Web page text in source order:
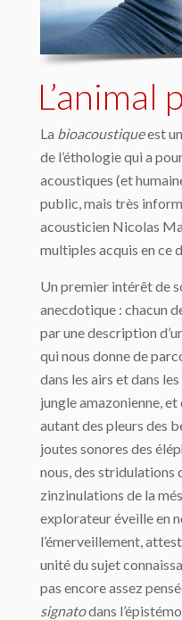
L’animal
La bioacoustiqueest
de l’éthologie qui a
acoustiques (et
public, mais très
acousticien Nicolas
multiples acquis en ce
Un premier intérêt de
anecdotique : chacun
par une description
qui nous donne de
dans les airs et dans
jungle amazonienne,
autant des pleurs des
joutes sonores des
nous, des stridulations
zinzinulations de la
explorateur éveille en
l’émerveillement,
unité du sujet
pas encore assez
signatodans